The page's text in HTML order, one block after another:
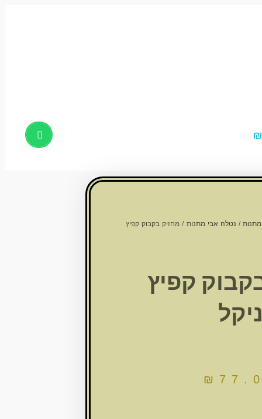
₪
/ נטלה אבי מתנות / מחזיק בקבוק קפיץ
קפיץ
₪